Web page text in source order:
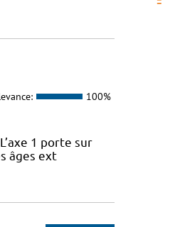
100%
1 porte sur
âges ext